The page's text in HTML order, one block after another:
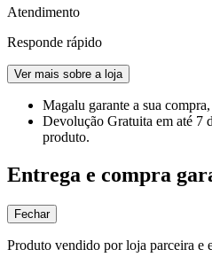
Atendimento
Responde rápido
Ver mais sobre a loja
Magalu garante a sua
Devolução Gratuita em até 7
produto.
Entrega e compra
Fechar
Produto vendido por loja parceira e